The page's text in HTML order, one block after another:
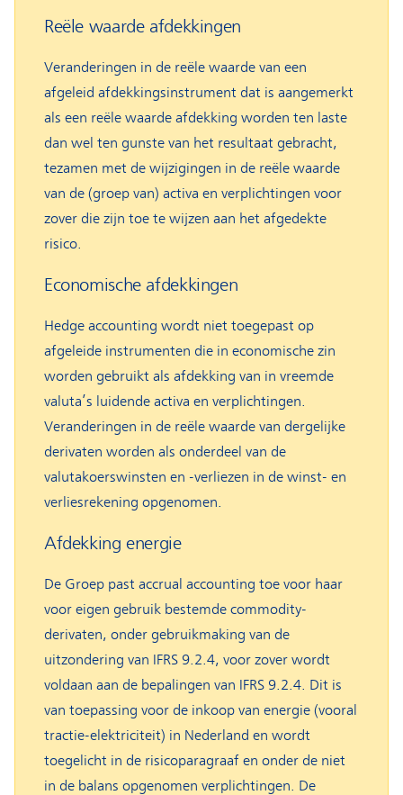
Reële waarde afdekkingen
Veranderingen in de reële waarde van een
afgeleid afdekkingsinstrument dat is aangemerkt
als een reële waarde afdekking worden ten laste
dan wel ten gunste van het resultaat gebracht,
tezamen met de wijzigingen in de reële waarde
van de (groep van) activa en verplichtingen voor
zover die zijn toe te wijzen aan het afgedekte
risico.
Economische afdekkingen
Hedge accounting wordt niet toegepast op
afgeleide instrumenten die in economische zin
worden gebruikt als afdekking van in vreemde
valuta’s luidende activa en verplichtingen.
Veranderingen in de reële waarde van dergelijke
derivaten worden als onderdeel van de
valutakoerswinsten en -verliezen in de winst- en
verliesrekening opgenomen.
Afdekking energie
De Groep past accrual accounting toe voor haar
voor eigen gebruik bestemde commodity-
derivaten, onder gebruikmaking van de
uitzondering van IFRS 9.2.4, voor zover wordt
voldaan aan de bepalingen van IFRS 9.2.4. Dit is
van toepassing voor de inkoop van energie (vooral
tractie-elektriciteit) in Nederland en wordt
toegelicht in de risicoparagraaf en onder de niet
in de balans opgenomen verplichtingen. De